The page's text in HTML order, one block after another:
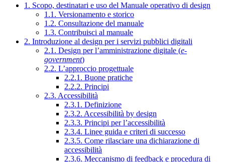
1. Scopo, destinatari e uso del Manuale operativo di design
1.1. Versionamento e storico
1.2. Consultazione del manuale
1.3. Contribuisci al manuale
2. Introduzione al design per i servizi pubblici digitali
2.1. Design per l’amministrazione digitale (e-
government)
2.2. L’approccio progettuale
2.2.1. Buone pratiche
2.2.2. Principi
2.3. Accessibilità
2.3.1. Definizione
2.3.2. Accessibilità by design
2.3.3. Principi per l’accessibilità
2.3.4. Linee guida e criteri di successo
2.3.5. Come rilasciare una dichiarazione di
accessibilità
2.3.6. Meccanismo di feedback e procedura di